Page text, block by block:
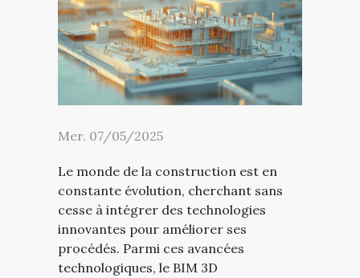
Mer. 07/05/2025
Le monde de la construction est en
constante évolution, cherchant sans
cesse à intégrer des technologies
innovantes pour améliorer ses
procédés. Parmi ces avancées
technologiques, le BIM 3D